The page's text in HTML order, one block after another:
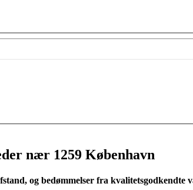
nær 1259 København
og bedømmelser fra kvalitetsgodkendte